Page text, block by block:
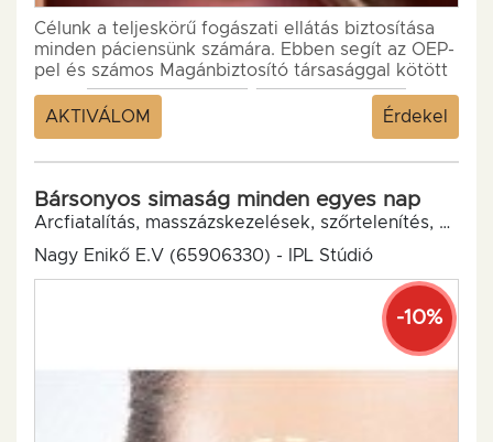
Célunk a teljeskörű fogászati ellátás biztosítása
minden páciensünk számára. Ebben segít az OEP-
pel és számos Magánbiztosító társasággal kötött
szerződésünk és...
AKTIVÁLOM
Érdekel
Bársonyos simaság minden egyes nap
Arcfiatalítás, masszázskezelések, szőrtelenítés,
Nagy Enikő E.V (65906330) - IPL Stúdió
-10%